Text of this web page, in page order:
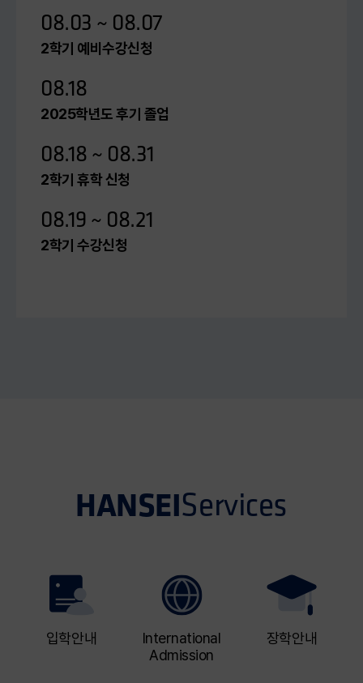
08.03 ~ 08.07
2학기 예비수강신청
08.18
2025학년도 후기 졸업
08.18 ~ 08.31
2학기 휴학 신청
08.19 ~ 08.21
2학기 수강신청
HANSEIServices
입학안내
International
Admission
장학안내